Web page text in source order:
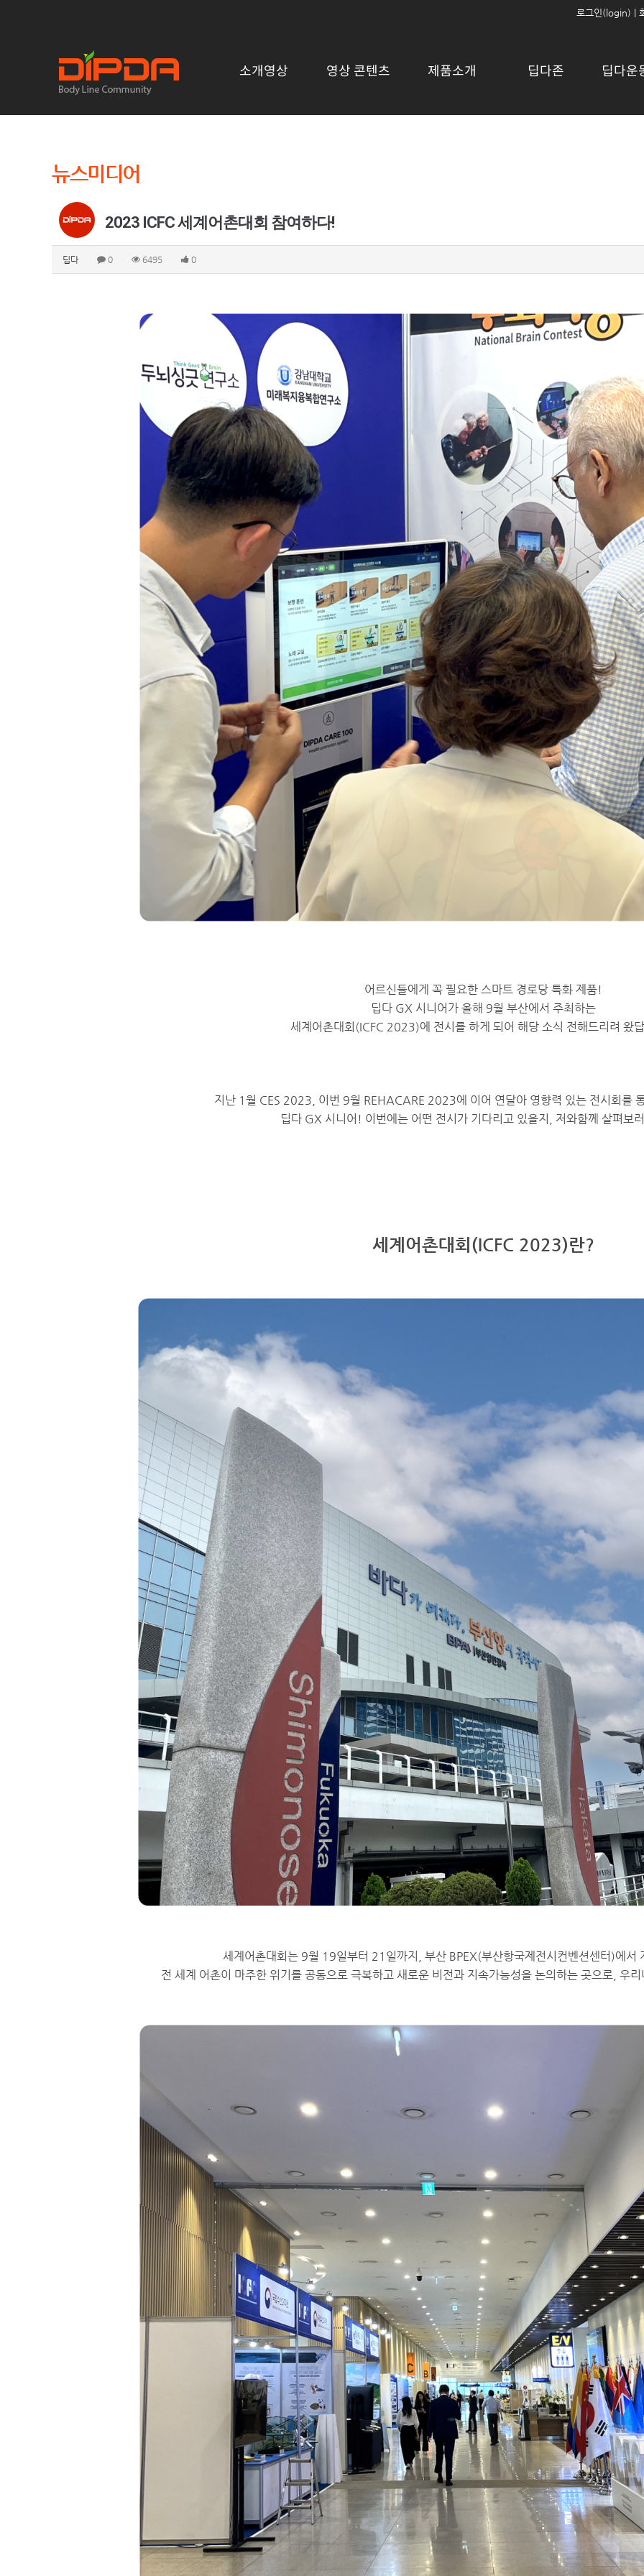
로그인(login)
소개영상 영상 콘텐츠 제품소개 딥다존 딥다운
뉴스미디어
2023 ICFC 세계어촌대회 참여하다!
딥다 0 6495 0
어르신들에게 꼭 필요한 스마트 경로당 특화 제품!
딥다 GX 시니어가 올해 9월 부산에서 주최하는
세계어촌대회(ICFC 2023)에 전시를 하게 되어 해당 소식 전해드리려 왔
지난 1월 CES 2023, 이번 9월 REHACARE 2023에 이어 연달아 영향력 있는 전시회를
딥다 GX 시니어! 이번에는 어떤 전시가 기다리고 있을지, 저와함께 살펴보
세계어촌대회(ICFC 2023)란?
세계어촌대회는 9월 19일부터 21일까지, 부산 BPEX(부산항국제전시컨벤션센터)에서
전 세계 어촌이 마주한 위기를 공동으로 극복하고 새로운 비전과 지속가능성을 논의하는 곳으로, 우